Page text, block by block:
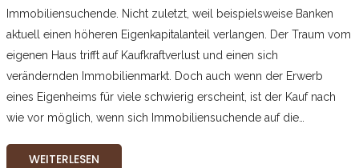
Immobiliensuchende. Nicht zuletzt, weil beispielsweise Banken
aktuell einen höheren Eigenkapitalanteil verlangen. Der Traum vom
eigenen Haus trifft auf Kaufkraftverlust und einen sich
verändernden Immobilienmarkt. Doch auch wenn der Erwerb
eines Eigenheims für viele schwierig erscheint, ist der Kauf nach
wie vor möglich, wenn sich Immobiliensuchende auf die…
WEITERLESEN